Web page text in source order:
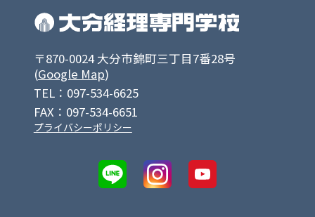
〒870-0024 大分市錦町三丁目7番28号
(Google Map)
TEL：097-534-6625
FAX：097-534-6651
プライバシーポリシー